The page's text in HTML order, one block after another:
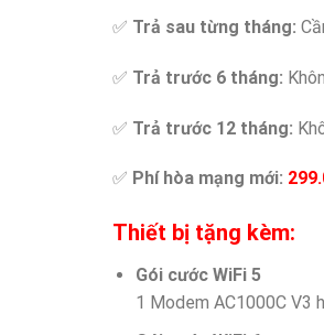
✅ Trả sau từng tháng:
✅ Trả trước 6 tháng:
✅ Trả trước 12 tháng:
✅ Phí hòa mạng mới:
Thiết bị tặng kèm:
Gói cước WiFi 5
1 Modem AC1000C V3